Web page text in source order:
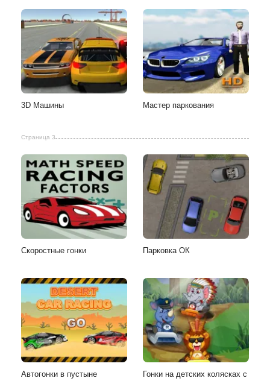
3D Машины Мастер паркования
Страница 3
Скоростные гонки Парковка ОК
Автогонки в пустыне
Гонки на детских колясках с